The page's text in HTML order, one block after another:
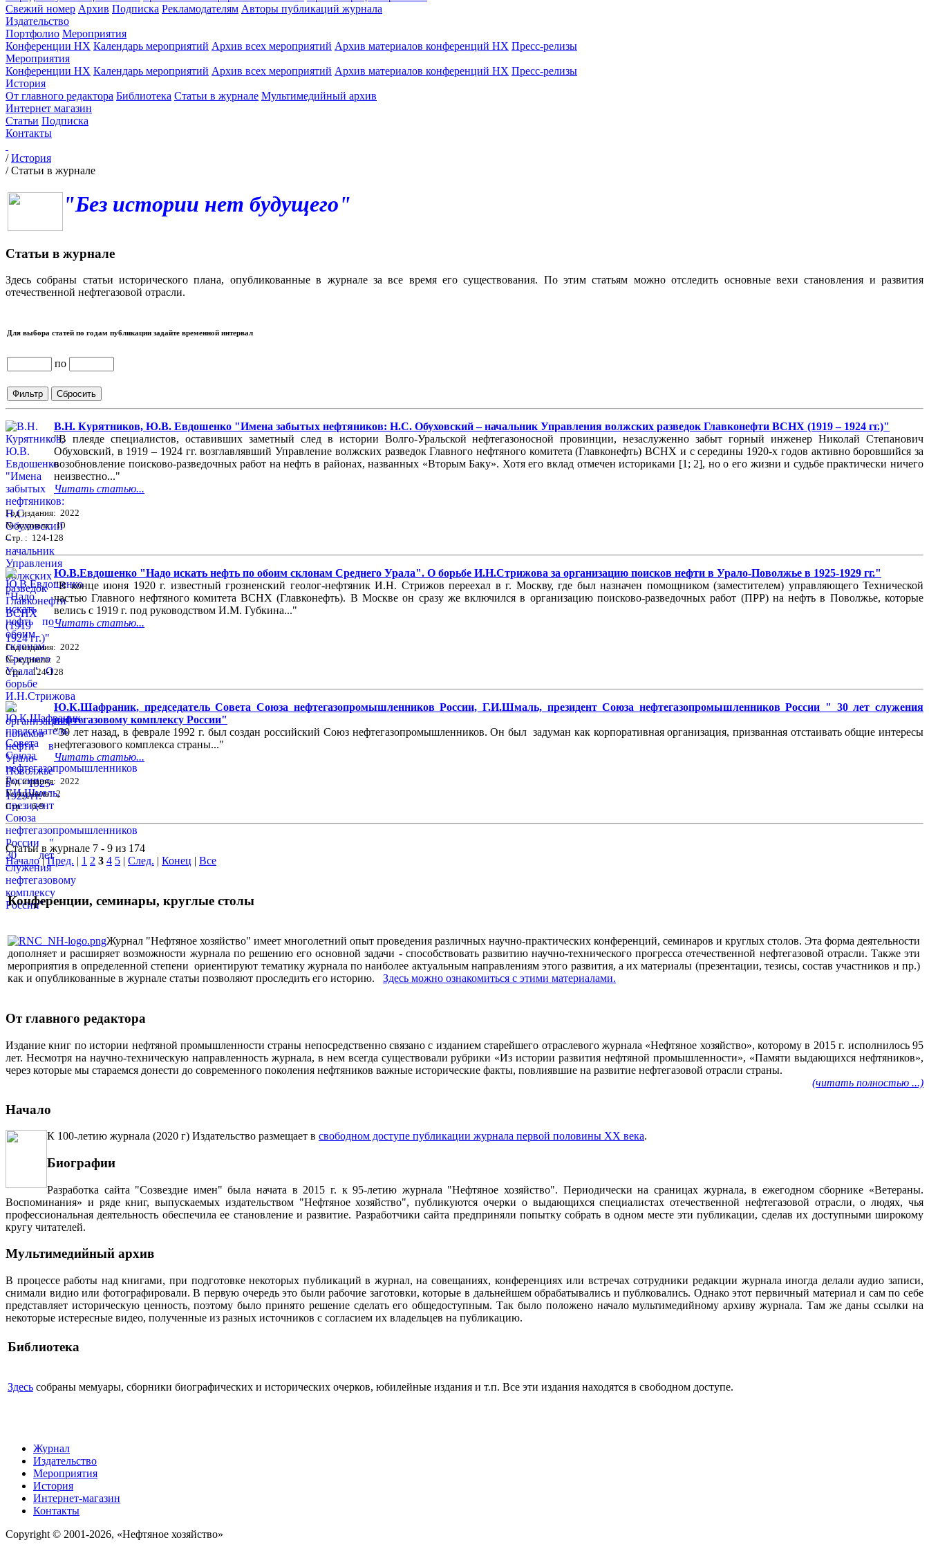
Свежий номер Архив Подписка Рекламодателям Авторы публикаций журнала
Издательство
Портфолио Мероприятия
Конференции НХ Календарь мероприятий Архив всех мероприятий Архив материалов конференций НХ Пресс-релизы
Мероприятия
Конференции НХ Календарь мероприятий Архив всех мероприятий Архив материалов конференций НХ Пресс-релизы
История
От главного редактора Библиотека Статьи в журнале Мультимедийный архив
Интернет магазин
Статьи Подписка
Контакты
/История
/Статьи в журнале
"Без истории нет будущего"
Статьи в журнале
Здесь собраны статьи исторического плана, опубликованные в журнале за все время его существования. По этим статьям можно отследить основные вехи становления и развития
отечественной нефтегазовой отрасли.
Для выбора статей по годам публикации задайте временной интервал
по
В.Н. Курятников, Ю.В. Евдошенко "Имена забытых нефтяников: Н.С. Обуховский – начальник Управления волжских разведок Главконефти ВСНХ (1919 – 1924 гг.)"
"В плеяде специалистов, оставивших заметный след в истории Волго-Уральской нефтегазоносной провинции, незаслуженно забыт горный инженер Николай Степанович
Обуховский, в 1919 – 1924 гг. возглавлявший Управление волжских разведок Главного нефтяного комитета (Главконефть) ВСНХ и с середины 1920-х годов активно боровшийся за
возобновление поисково-разведочных работ на нефть в районах, названных «Вторым Баку». Хотя его вклад отмечен историками [1; 2], но о его жизни и судьбе практически ничего
неизвестно..."
Читать статью...
Год издания: 2022
№ журнала: 10
Стр. : 124-128
Ю.В.Евдошенко "Надо искать нефть по обоим склонам Среднего Урала". О борьбе И.Н.Стрижова за организацию поисков нефти в Урало-Поволжье в 1925-1929 гг."
"В конце июня 1920 г. известный грозненский геолог-нефтяник И.Н. Стрижов переехал в г. Москву, где был назначен помощником (заместителем) управляющего Технической
частью Главного нефтяного комитета ВСНХ (Главконефть). В Москве он сразу же включился в организацию поисково-разведочных работ (ПРР) на нефть в Поволжье, которые
велись с 1919 г. под руководством И.М. Губкина..."
Читать статью...
Год издания: 2022
№ журнала: 2
Стр. : 124-128
Ю.К.Шафраник, председатель Совета Союза нефтегазопромышленников России, Г.И.Шмаль, президент Союза нефтегазопромышленников России " 30 лет служения
нефтегазовому комплексу России"
"30 лет назад, в феврале 1992 г. был создан российский Союз нефтегазопромышленников. Он был задуман как корпоративная организация, призванная отстаивать общие интересы
нефтегазового комплекса страны..."
Читать статью...
Год издания: 2022
№ журнала: 2
Стр. : 6-9
Статьи в журнале 7 - 9 из 174
Начало|Пред. | 1 2 3 4 5 | След. | Конец | Все
Конференции, семинары, круглые столы
Журнал "Нефтяное хозяйство" имеет многолетний опыт проведения различных научно-практических конференций, семинаров и круглых столов. Эта форма деятельности
дополняет и расширяет возможности журнала по решению его основной задачи - способствовать развитию научно-технического прогресса отечественной нефтегазовой отрасли. Также эти
мероприятия в определенной степени ориентируют тематику журнала по наиболее актуальным направлениям этого развития, а их материалы (презентации, тезисы, состав участников и пр.)
как и опубликованные в журнале статьи позволяют проследить его историю. Здесь можно ознакомиться с этими материалами.
От главного редактора
Издание книг по истории нефтяной промышленности страны непосредственно связано с изданием старейшего отраслевого журнала «Нефтяное хозяйство», которому в 2015 г. исполнилось 95
лет. Несмотря на научно-техническую направленность журнала, в нем всегда существовали рубрики «Из истории развития нефтяной промышленности», «Памяти выдающихся нефтяников»,
через которые мы стараемся донести до современного поколения нефтяников важные исторические факты, повлиявшие на развитие нефтегазовой отрасли страны.
(читать полностью ...)
Начало
К 100-летию журнала (2020 г) Издательство размещает в свободном доступе публикации журнала первой половины ХХ века.
Биографии
Разработка сайта "Созвездие имен" была начата в 2015 г. к 95-летию журнала "Нефтяное хозяйство". Периодически на сраницах журнала, в ежегодном сборнике «Ветераны.
Воспоминания» и ряде книг, выпускаемых издательством "Нефтяное хозяйство", публикуются очерки о выдающихся специалистах отечественной нефтегазовой отрасли, о людях, чья
профессиональная деятельность обеспечила ее становление и развитие. Разработчики сайта предприняли попытку собрать в одном месте эти публикации, сделав их доступными широкому
кругу читателей.
Мультимедийный архив
В процессе работы над книгами, при подготовке некоторых публикаций в журнал, на совещаниях, конференциях или встречах сотрудники редакции журнала иногда делали аудио записи,
снимали видио или фотографировали. В первую очередь это были рабочие заготовки, которые в дальнейшем обрабатывались и публковались. Однако этот первичный материал и сам по себе
представляет историческую ценность, поэтому было принято решение сделать его общедоступным. Так было положено начало мультимедийному архиву журнала. Там же даны ссылки на
некоторые истересные видео, полученные из разных источников с согласием их владельцев на публикацию.
Библиотека
Здесь собраны мемуары, сборники биографических и исторических очерков, юбилейные издания и т.п. Все эти издания находятся в свободном доступе.
Журнал
Издательство
Мероприятия
История
Интернет-магазин
Контакты
Copyright © 2001-2026, «Нефтяное хозяйство»